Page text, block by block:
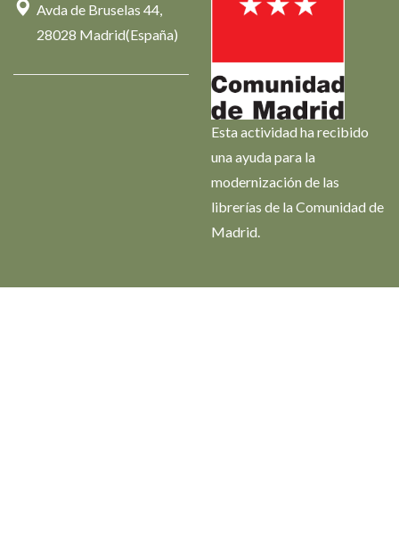
Avda de Bruselas 44,
28028 Madrid(España)
Esta actividad ha recibido
una ayuda para la
modernización de las
librerías de la Comunidad de
Madrid.